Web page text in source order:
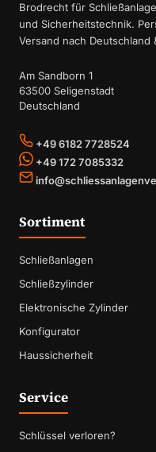
Brodrecht für
und Sicherheitstechnik.
Versand nach Deutschland
Am Sandborn 1
63500 Seligenstadt
Deutschland
+49 6182 7728524
+49 172 7085332
Sortiment
Schließanlagen
Schließzylinder
Elektronische Zylinder
Konfigurator
Haussicherheit
Service
Schlüssel verloren?